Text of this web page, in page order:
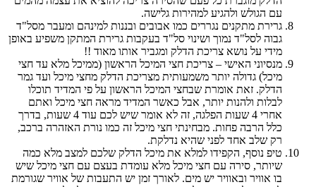
עם הגולש ולהגיע למהירות גלישה.
גרירת מתקנים נגררים כמו אבובים ובננות למינהם ומעבר מסל"ד
גבוה לסל"ד נמוך ושינוי סל"ד בעקבות גרירת המתקן משפיע באופן
מידי על נושא צריכת הדלק ומגביר אותו מאוד !!
מנסיוני האישי – צריכת חצי המיכל הראשון (ממיכל מלא עד חצי
מיכל) גדולה יותר משמעותית מצריכת הדלק מחצי מיכל ועד גמר
הדלק. זאת אומרת שבחצי המיכל הראשון על פי המדיד תוכלו
לבלות ולהנות יותר, אבל כאשר המדיד מראה חצי מיכל ואתם
אחרי 4 שעות הפלגה, זה לא אומר שיש לכם עוד 4 שעות, בדרך
כלל הרבה פחות. מבחינתי חצי מיכל זה כמו נורת האזהרה ברכב,
רק שלב אחד לפני שהיא נדלקת.
טיפ נוסף, הקפידו למלא את מיכל הדלק שלכם למצב מלא כמה
שיותר, סירה עם חצי מיכל מלא עומדת בעצם עם חצי מיכל שיש
בו אוויר ובאוויר יש מים. לאורך זמן יש התעבות של אוויר שגורמת